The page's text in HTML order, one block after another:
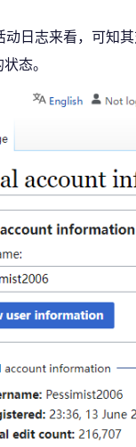
动日志来看，可知
态。